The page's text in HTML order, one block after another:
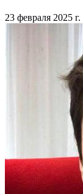
23 февраля 2025 г.